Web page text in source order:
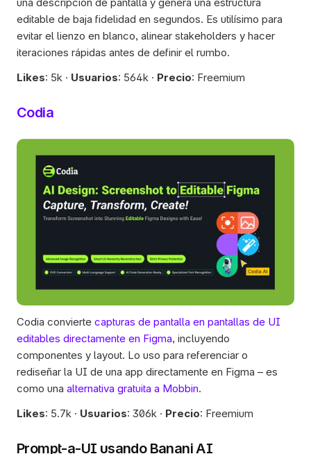
editable de baja fidelidad en segundos. Es utilísimo para
evitar el lienzo en blanco, alinear stakeholders y hacer
iteraciones rápidas antes de definir el rumbo.
Likes: 5k · Usuarios: 564k · Precio: Freemium
Codia
Codia convierte capturas de pantalla en pantallas de UI
editables directamente en Figma, incluyendo
componentes y layout. Lo uso para referenciar o
rediseñar la UI de una app directamente en Figma – es
como una alternativa gratuita a Mobbin.
Likes: 5.7k · Usuarios: 306k · Precio: Freemium
Prompt-a-UI usando Banani AI